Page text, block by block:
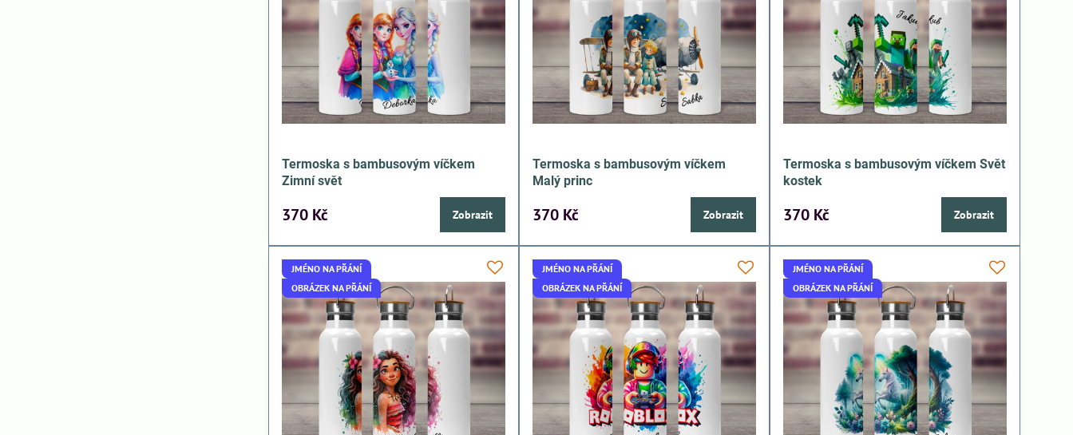
Termoska s bambusovým víčkem
Zimní svět
370 Kč Zobrazit
Termoska s bambusovým víčkem
Malý princ
370 Kč Zobrazit
Termoska s bambusovým víčkem Svět
kostek
370 Kč Zobrazit
JMÉNO NA PŘÁNÍ
OBRÁZEK NA PŘÁNÍ
JMÉNO NA PŘÁNÍ
OBRÁZEK NA PŘÁNÍ
JMÉNO NA PŘÁNÍ
OBRÁZEK NA PŘÁNÍ